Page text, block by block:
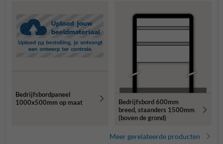
Bedrijfsbordpaneel
1000x500mm op maat
Bedrijfsbord 600mm
breed, staanders 1500mm
(boven de grond)
Meer gerelateerde producten